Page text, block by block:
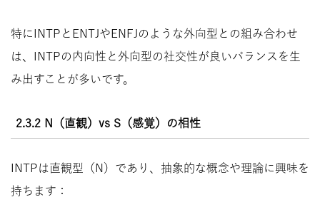
特にINTPとENTJやENFJのような外向型との組み合わせ
は、INTPの内向性と外向型の社交性が良いバランスを生
み出すことが多いです。
2.3.2 N（直観）vs S（感覚）の相性
INTPは直観型（N）であり、抽象的な概念や理論に興味を
持ちます：